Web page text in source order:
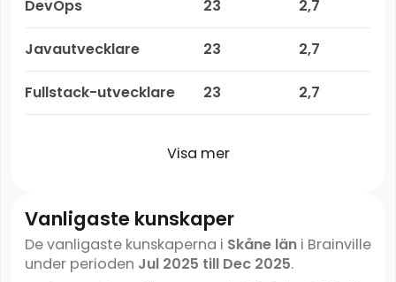
DevOps 23 2,7
Javautvecklare 23 2,7
Fullstack-utvecklare 23 2,7
Visa mer
Vanligaste kunskaper
De vanligaste kunskaperna i Skåne läni Brainville
under perioden Jul 2025 till Dec 2025.